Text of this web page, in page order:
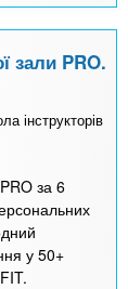
зали PRO.
інструкторів
за 6
у 50+